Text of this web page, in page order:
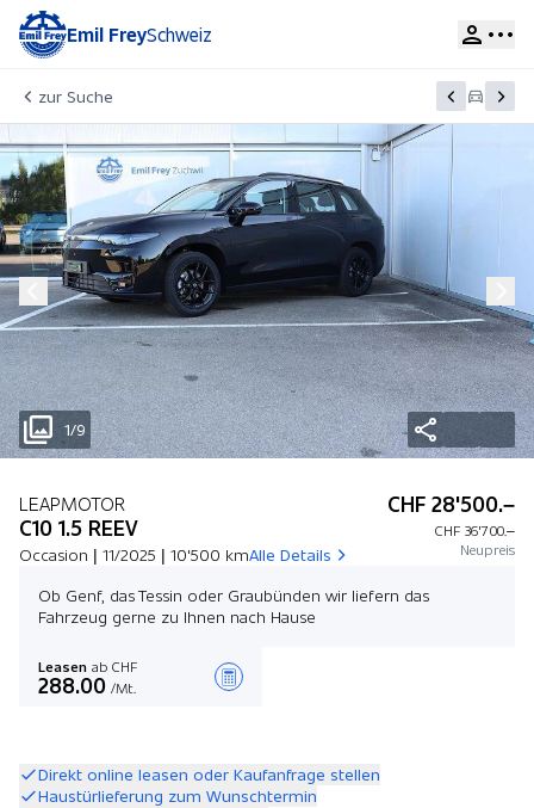
Emil FreySchweiz
zur Suche
1/9
LEAPMOTOR
C10 1.5 REEV
Occasion | 11/2025 | 10'500 kmAlle Details
CHF 28'500.–
CHF 36'700.–
Neupreis
Ob Genf, das Tessin oder Graubünden wir liefern das
Fahrzeug gerne zu Ihnen nach Hause
Leasen ab CHF
288.00 /Mt.
Direkt online leasen oder Kaufanfrage stellen
Haustürlieferung zum Wunschtermin